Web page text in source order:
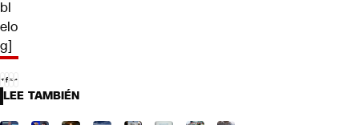
bl
elo
g]
LEE TAMBIÉN